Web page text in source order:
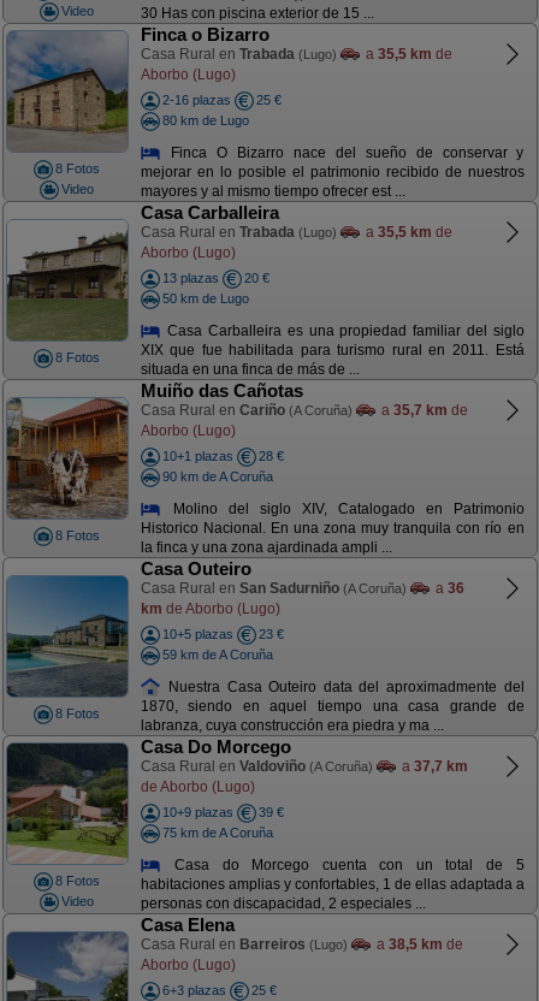
Video
30 Has con piscina exterior de 15 ...
8 Fotos
Video
Finca o Bizarro
Casa Rural en Trabada (Lugo) a 35,5 km de
Aborbo (Lugo)
2-16 plazas
25 €
80 km de Lugo
Finca O Bizarro nace del sueño de conservar y
mejorar en lo posible el patrimonio recibido de nuestros
mayores y al mismo tiempo ofrecer est ...
8 Fotos
Casa Carballeira
Casa Rural en Trabada (Lugo) a 35,5 km de
Aborbo (Lugo)
13 plazas
20 €
50 km de Lugo
Casa Carballeira es una propiedad familiar del siglo
XIX que fue habilitada para turismo rural en 2011. Está
situada en una finca de más de ...
8 Fotos
Muiño das Cañotas
Casa Rural en Cariño (A Coruña) a 35,7 km de
Aborbo (Lugo)
10+1 plazas
28 €
90 km de A Coruña
Molino del siglo XIV, Catalogado en Patrimonio
Historico Nacional. En una zona muy tranquila con río en
la finca y una zona ajardinada ampli ...
8 Fotos
Casa Outeiro
Casa Rural en San Sadurniño (A Coruña) a 36
km de Aborbo (Lugo)
10+5 plazas
23 €
59 km de A Coruña
Nuestra Casa Outeiro data del aproximadmente del
1870, siendo en aquel tiempo una casa grande de
labranza, cuya construcción era piedra y ma ...
8 Fotos
Video
Casa Do Morcego
Casa Rural en Valdoviño (A Coruña) a 37,7 km
de Aborbo (Lugo)
10+9 plazas
39 €
75 km de A Coruña
Casa do Morcego cuenta con un total de 5
habitaciones amplias y confortables, 1 de ellas adaptada a
personas con discapacidad, 2 especiales ...
Casa Elena
Casa Rural en Barreiros (Lugo) a 38,5 km de
Aborbo (Lugo)
6+3 plazas
25 €